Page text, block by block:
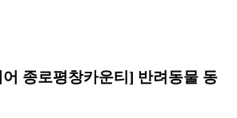
종로평창카운티] 반려동물 동